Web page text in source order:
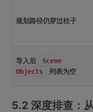
规划路径仍穿过柱子
导入后
Scene
Objects
列表为空
5.2 深度排查：